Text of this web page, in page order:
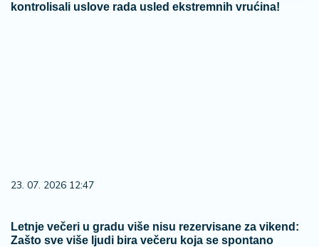
kontrolisali uslove rada usled ekstremnih vrućina!
23. 07. 2026 12:47
Letnje večeri u gradu više nisu rezervisane za vikend:
Zašto sve više ljudi bira večeru koja se spontano